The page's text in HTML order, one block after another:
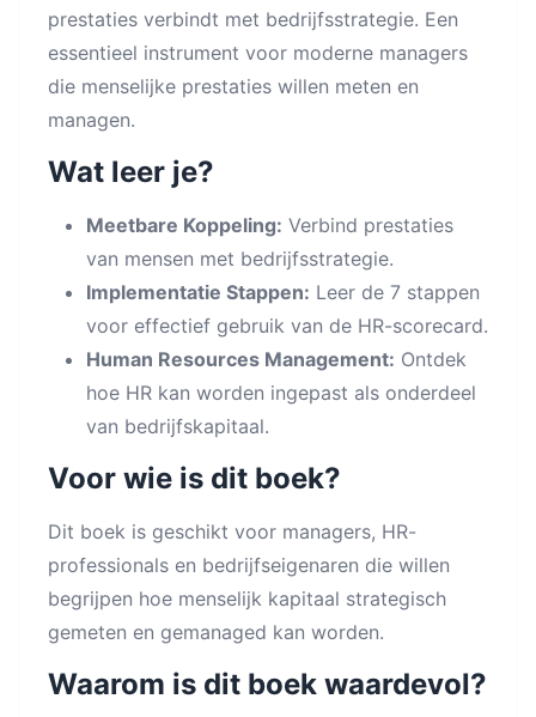
prestaties verbindt met bedrijfsstrategie. Een
essentieel instrument voor moderne managers
die menselijke prestaties willen meten en
managen.
Wat leer je?
Meetbare Koppeling: Verbind prestaties
van mensen met bedrijfsstrategie.
Implementatie Stappen: Leer de 7 stappen
voor effectief gebruik van de HR-scorecard.
Human Resources Management: Ontdek
hoe HR kan worden ingepast als onderdeel
van bedrijfskapitaal.
Voor wie is dit boek?
Dit boek is geschikt voor managers, HR-
professionals en bedrijfseigenaren die willen
begrijpen hoe menselijk kapitaal strategisch
gemeten en gemanaged kan worden.
Waarom is dit boek waardevol?